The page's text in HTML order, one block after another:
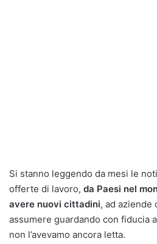
Si stanno leggendo da mesi le
offerte di lavoro, da Paesi nel
avere nuovi cittadini, ad aziende
assumere guardando con fiducia
non l’avevamo ancora letta.